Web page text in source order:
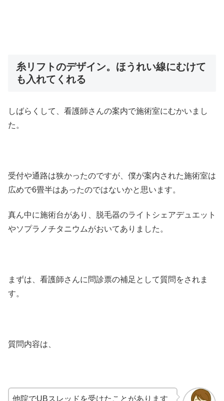
糸リフトのデザイン。ほうれい線にむけて
も入れてくれる
しばらくして、看護師さんの案内で施術室にむかいまし
た。
受付や通路は狭かったのですが、僕が案内された施術室は
広めで6畳半はあったのではないかと思います。
真ん中に施術台があり、脱毛器のライトシェアデュエット
やソプラノチタニウムがおいてありました。
まずは、看護師さんに問診票の補足として質問をされま
す。
質問内容は、
他院でUBスレッドを受けたことがあります